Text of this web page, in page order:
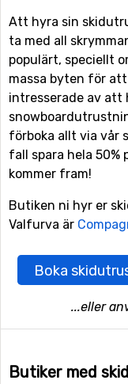
Att hyra sin
ta med all
populärt, speciellt
massa byten för
intresserade av att
förboka allt via vår
fall spara hela
kommer fram!
Butiken ni hyr er
Valfurva är
...eller
Butiker med